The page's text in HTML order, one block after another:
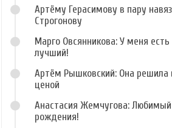
Артёму Герасимову в пару
Строгонову
Марго Овсянникова: У меня
лучший!
Артём Рышковский: Она решила
ценой
Анастасия Жемчугова:
рождения!